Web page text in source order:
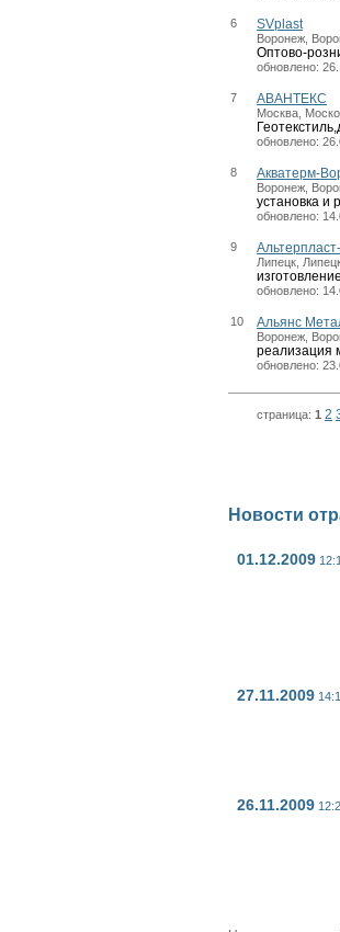
6 SVplast
Воронеж,
Оптово-
обновлено:
7 АВАНТЕКС
Москва,
обновлено:
8 Акватерм-
Воронеж,
установка и
обновлено:
9
Липецк,
обновлено:
10 Альянс
Воронеж,
реализация
обновлено:
страница: 1 2
Новости
01.12.2009
27.11.2009
26.11.2009